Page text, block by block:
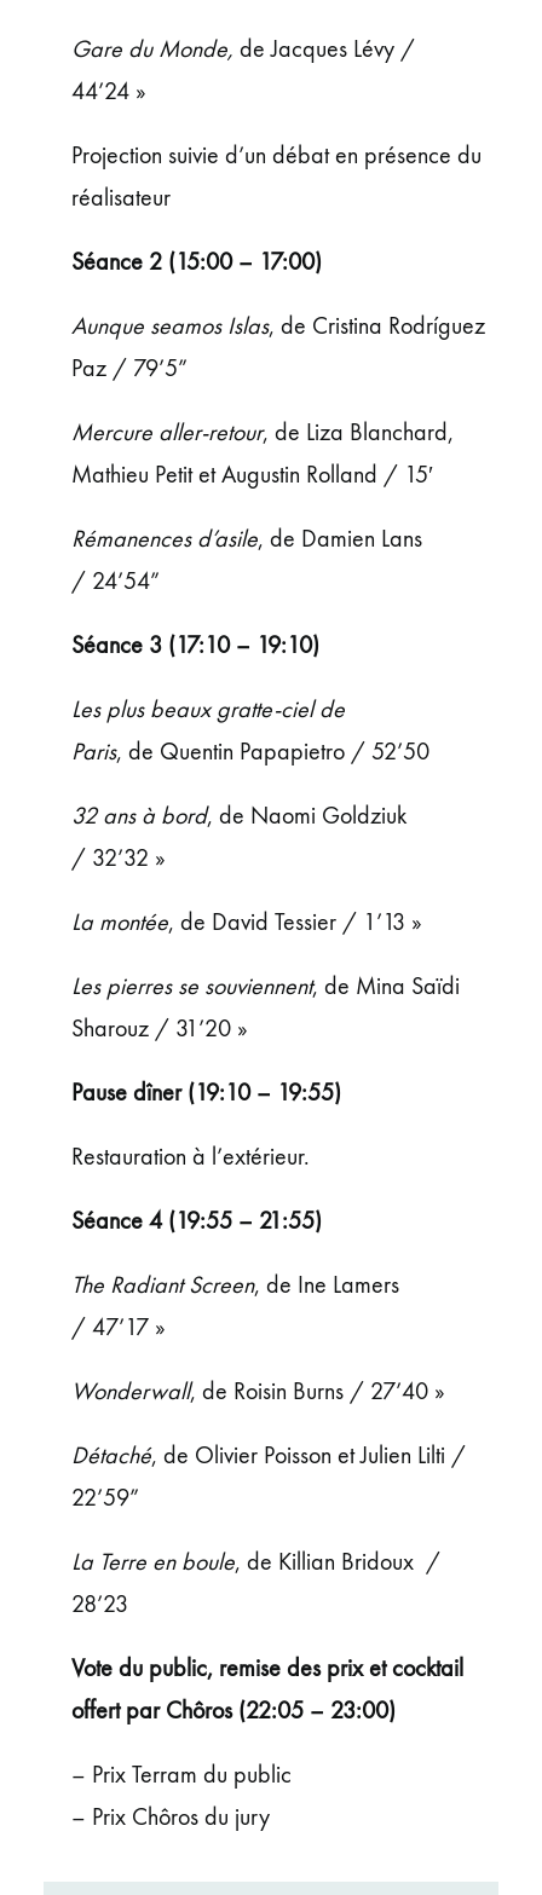
Gare du Monde, de Jacques Lévy /
44’24 »
Projection suivie d’un débat en présence du
réalisateur
Séance 2 (15:00 – 17:00)
Aunque seamos Islas, de Cristina Rodríguez
Paz / 79’5”
Mercure aller-retour, de Liza Blanchard,
Mathieu Petit et Augustin Rolland / 15′
Rémanences d’asile, de Damien Lans
/ 24’54”
Séance 3 (17:10 – 19:10)
Les plus beaux gratte-ciel de
Paris, de Quentin Papapietro / 52’50
32 ans à bord, de Naomi Goldziuk
/ 32’32 »
La montée, de David Tessier / 1’13 »
Les pierres se souviennent, de Mina Saïdi
Sharouz / 31’20 »
Pause dîner (19:10 – 19:55)
Restauration à l’extérieur.
Séance 4 (19:55 – 21:55)
The Radiant Screen, de Ine Lamers
/ 47’17 »
Wonderwall, de Roisin Burns / 27’40 »
Détaché, de Olivier Poisson et Julien Lilti /
22’59”
La Terre en boule, de Killian Bridoux /
28’23
Vote du public, remise des prix et cocktail
offert par Chôros (22:05 – 23:00)
– Prix Terram du public
– Prix Chôros du jury